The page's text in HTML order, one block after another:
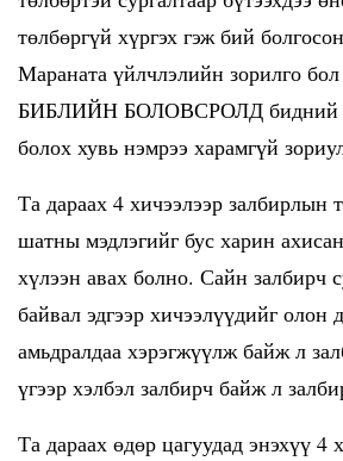
төлбөргүй хүргэх гэж бий
Мараната үйлчлэлийн зорилго
БИБЛИЙН БОЛОВСРОЛД бидний
болох хувь нэмрээ харамгүй
Та дараах 4 хичээлээр залбирлын
шатны мэдлэгийг бус харин
хүлээн авах болно. Сайн залбирч
байвал эдгээр хичээлүүдийг олон
амьдралдаа хэрэгжүүлж байж л
үгээр хэлбэл залбирч байж л
Та дараах өдөр цагуудад энэхүү 4